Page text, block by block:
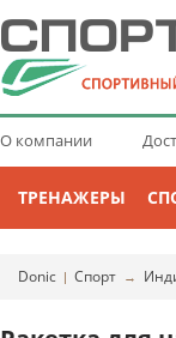
О компании
ТРЕНАЖЕРЫ
Donic | Спорт →